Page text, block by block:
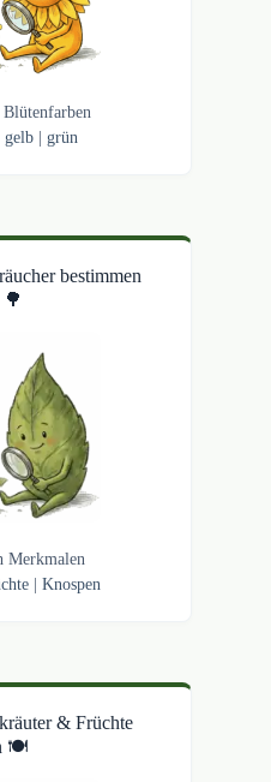
Blütenfarben
gelb| grün
bestimmen
Merkmalen
|Knospen
& Früchte
🍽️